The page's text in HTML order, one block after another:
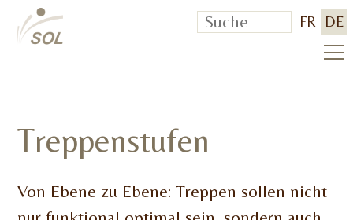
FR DE
Treppenstufen
Von Ebene zu Ebene: Treppen sollen nicht